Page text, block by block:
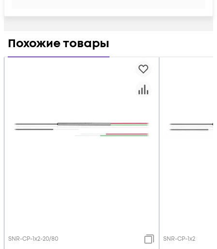
Похожие товары
SNR-CP-1x2-20/80 SNR-CP-1x2